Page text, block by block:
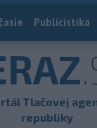
Publicistika
Tlačovej
republiky